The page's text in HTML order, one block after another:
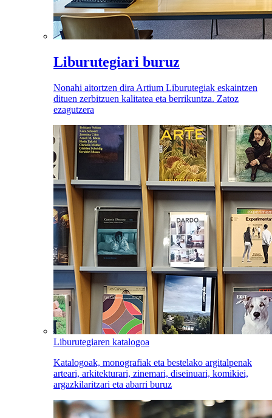
Liburutegiari buruz
Nonahi aitortzen dira Artium Liburutegiak eskaintzen
dituen zerbitzuen kalitatea eta berrikuntza. Zatoz
ezagutzera
Liburutegiaren katalogoa
Katalogoak, monografiak eta bestelako argitalpenak
arteari, arkitekturari, zinemari, diseinuari, komikiei,
argazkilaritzari eta abarri buruz